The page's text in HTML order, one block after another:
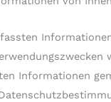
Informationen